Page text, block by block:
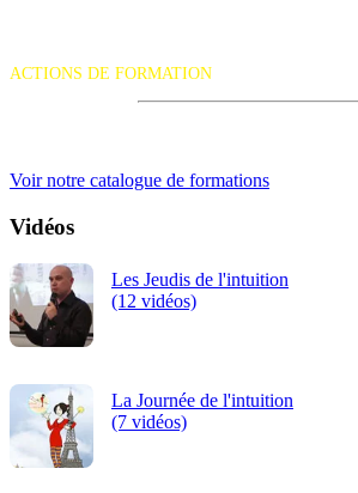
ACTIONS DE FORMATION
Voir notre catalogue de formations
Vidéos
Les Jeudis de l'intuition
(12 vidéos)
La Journée de l'intuition
(7 vidéos)